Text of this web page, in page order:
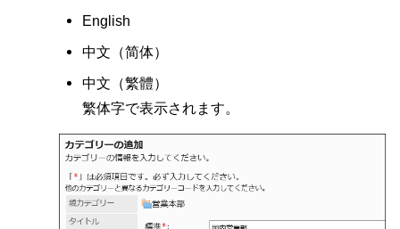
English
中文（简体）
中文（繁體）
繁体字で表示されます。